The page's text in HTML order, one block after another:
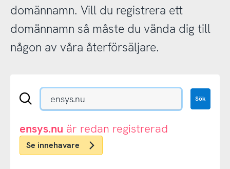
domännamn. Vill du registrera ett
domännamn så måste du vända dig till
någon av våra återförsäljare.
Sök
eller
.nu-
domän
Sök
ensys.nu är redan registrerad
Se innehavare